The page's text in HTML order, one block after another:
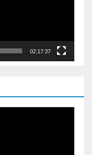
02:17:37